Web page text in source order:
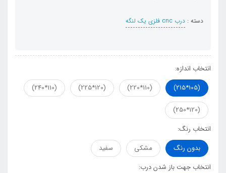
دسته : درب cnc فلزی یک لنگه
انتخاب اندازه:
(105*215)
(110*220)
(120*225)
(110*240)
(120*250)
انتخاب رنگ:
بدون رنگ
مشکی
سفید
انتخاب جهت باز شدن درب: